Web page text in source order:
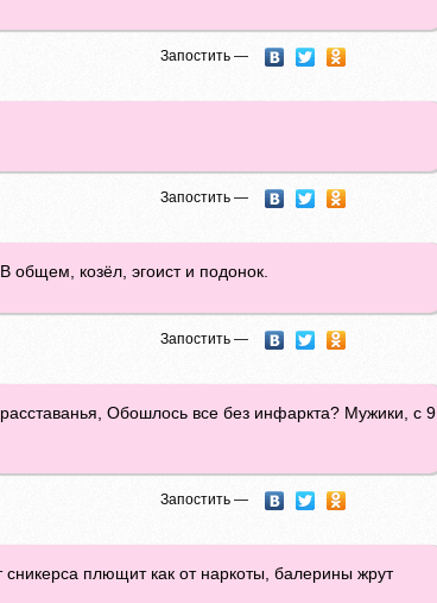
Запостить —
Запостить —
козёл, эгоист и подонок.
Запостить —
Обошлось все без инфаркта? Мужики, с 9
Запостить —
плющит как от наркоты, балерины жрут